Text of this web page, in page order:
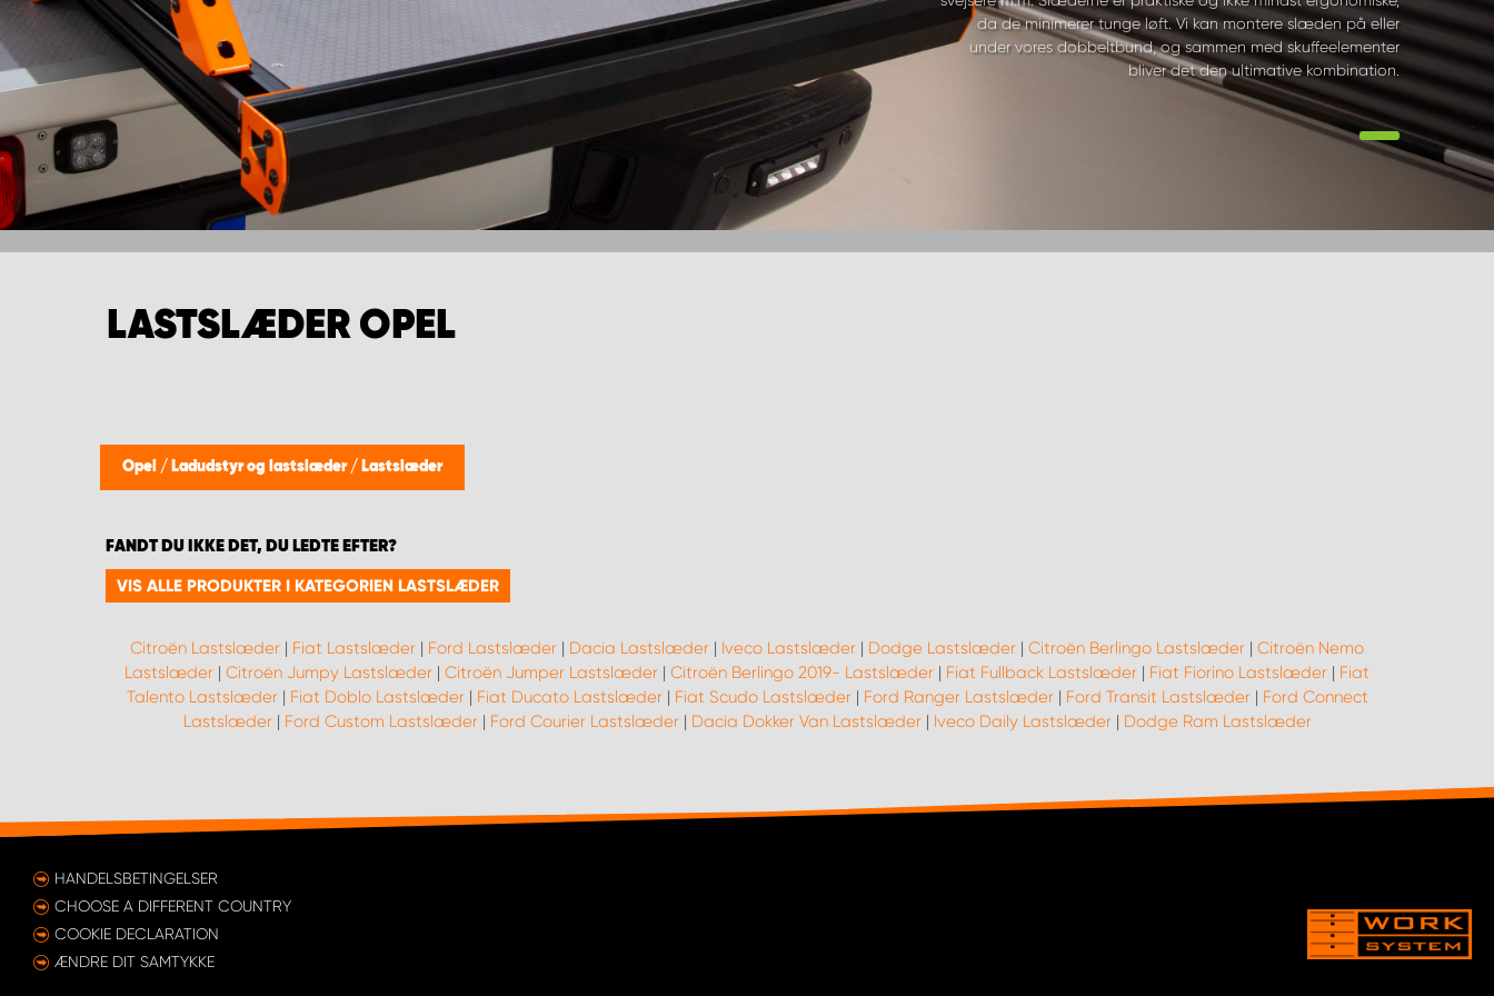
da de minimerer tunge løft. Vi kan montere slæden på eller
under vores dobbeltbund, og sammen med skuffeelementer
bliver det den ultimative kombination.
LASTSLÆDER OPEL
Opel / Ladudstyr og lastslæder / Lastslæder
FANDT DU IKKE DET, DU LEDTE EFTER?
VIS ALLE PRODUKTER I KATEGORIEN LASTSLÆDER
Citroën Lastslæder | Fiat Lastslæder | Ford Lastslæder | Dacia Lastslæder | Iveco Lastslæder | Dodge Lastslæder | Citroën Berlingo Lastslæder | Citroën Nemo
Lastslæder | Citroën Jumpy Lastslæder | Citroën Jumper Lastslæder | Citroën Berlingo 2019- Lastslæder | Fiat Fullback Lastslæder | Fiat Fiorino Lastslæder | Fiat
Talento Lastslæder| Fiat Doblo Lastslæder| Fiat Ducato Lastslæder| Fiat Scudo Lastslæder| Ford Ranger Lastslæder| Ford Transit Lastslæder| Ford Connect
Lastslæder| Ford Custom Lastslæder| Ford Courier Lastslæder| Dacia Dokker Van Lastslæder| Iveco Daily Lastslæder| Dodge Ram Lastslæder
HANDELSBETINGELSER
CHOOSE A DIFFERENT COUNTRY
COOKIE DECLARATION
ÆNDRE DIT SAMTYKKE